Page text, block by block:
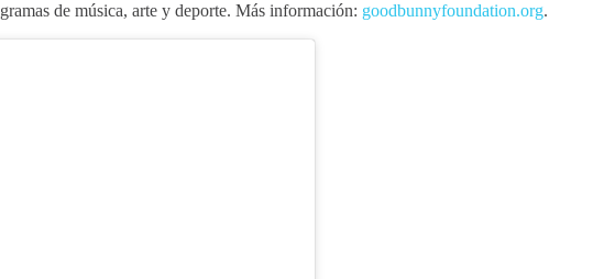
de música, arte y deporte. Más información: goodbunnyfoundation.org.